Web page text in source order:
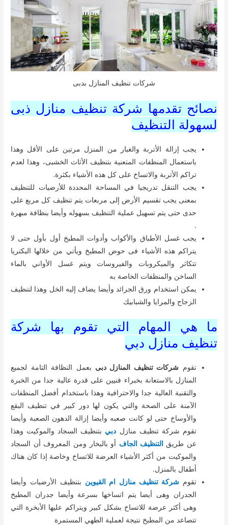
شركات تنظيف المنازل بدبى
نصائح تقدمها شركة تنظيف منازل ذبى
لسهولة التنظيف
يجب إزالة الأتربة والغبار من المنزل مرتين على الأقل وهذا
باستعمال المنظفات المتعنية بتنظيف الأثاث الخشبى، وهذا لعدم
تراكم الأتربة والاتساخ على كل هذه الأشياء بكثرة.
يجب التنقل تدريجيا في المساحة المحددة للأرضيات للتنظيف
بمعنى يجب تقسيم الأرض إلى مربعات يتم تنظيف كل مربع على
حدى حتى يتم تسهيل عملية التنظيف بسهوله وأيضا بنظافة مبهرة
.
يجب غسل الأطباق والأكواب وأدوات المطبخ أول بأول حتى لا
يتراكم هذه الأشياء فى حوض المطبخ ويأتي من خلالها البكتريا
تتكاثر والميكروبات والفيروسات ويتم غسل الأواني بالماء
الساخن والمنظفات الخاصة به
يمكن استخدام ورق الجرائد وأيضا يضاف إليه الخل وهذا لتنظيف
الزجاج والمرايا والشبابيك
ما هي المهام التي تقوم بها شركة
تنظيف منازل دبي
تقوم شركات تنظيف المنازل دبى بعمل النظافة التامة لجميع
المنازل بالاستعانة بخبراء فنيين على قدرة عالية جدا من الخبرة
والتقنية العالية جدا والاحترافية وهذا باستخدام أفضل المنظفات
الآمنة على الصحة والتي يكون لها دور كبير في تنظيف البقع
والأوساخ حتى لو كانت صعبه وأيضا إزالة الدهون الصعبة وأيضا
تقوم شركة تنظيف منازل دبي بتنظيف السجاد والموكيت وهذا
عن طريق التنظيف الجاف أو بالبخار ومن المعروف أن السجاد
والموكيت من أكثر الأشياء العرضة للاتساخ وخاصة إذا كان هناك
أطفال بالمنزل.
تقومشركة تنظيف منازل ام القيوين بتنظيف الأرضيات وأيضا
الجدران وهى أيضا يتم اتساخها بسرعة وأيضا جدران المطبخ
وهى أكثر عرضة للاتساخ بشكل كبير ويتراكم عليها الأبخرة التي
تتصاعد من المطبخ نتيجة لعملية الطهي المستمرة